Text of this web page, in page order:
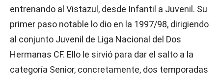
entrenando al Vistazul, desde Infantil a Juvenil. Su
primer paso notable lo dio en la 1997/98, dirigiendo
al conjunto Juvenil de Liga Nacional del Dos
Hermanas CF. Ello le sirvió para dar el salto a la
categoría Senior, concretamente, dos temporadas